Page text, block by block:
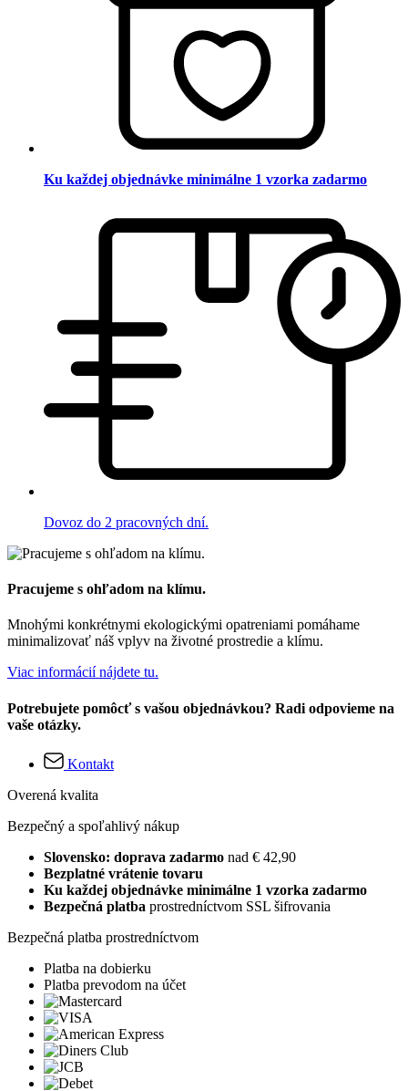
Ku každej objednávke minimálne 1 vzorka zadarmo
Dovoz do 2 pracovných dní.
Pracujeme s ohľadom na klímu.
Mnohými konkrétnymi ekologickými opatreniami pomáhame
minimalizovať náš vplyv na životné prostredie a klímu.
Viac informácií nájdete tu.
Potrebujete pomôcť s vašou objednávkou? Radi odpovieme na
vaše otázky.
Kontakt
Overená kvalita
Bezpečný a spoľahlivý nákup
Slovensko: doprava zadarmo nad € 42,90
Bezplatné vrátenie tovaru
Ku každej objednávke minimálne 1 vzorka zadarmo
Bezpečná platba prostredníctvom SSL šifrovania
Bezpečná platba prostredníctvom
Platba na dobierku
Platba prevodom na účet